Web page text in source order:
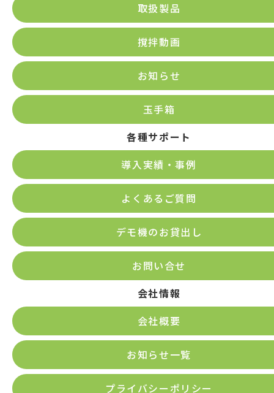
取扱製品
撹拌動画
お知らせ
玉手箱
各種サポート
導入実績・事例
よくあるご質問
デモ機のお貸出し
お問い合せ
会社情報
会社概要
お知らせ一覧
プライバシーポリシー